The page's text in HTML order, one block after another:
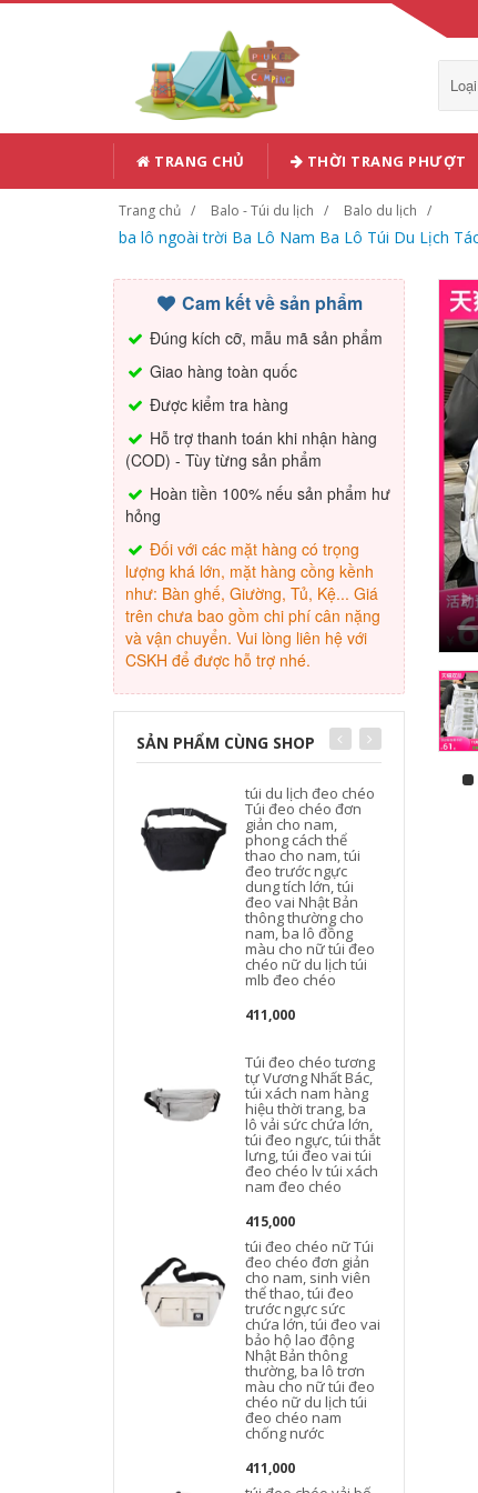
TRANG CHỦ THỜI TRANG PHƯỢT
Trang chủ Balo - Túi du lịch Balo du lịch
ba lô ngoài trời Ba Lô Nam Ba Lô Túi Du Lịch
Cam kết về sản phẩm
Đúng kích cỡ, mẫu mã sản phẩm
Giao hàng toàn quốc
Được kiểm tra hàng
Hỗ trợ thanh toán khi nhận hàng
(COD) - Tùy từng sản phẩm
Hoàn tiền 100% nếu sản phẩm hư
hỏng
Đối với các mặt hàng có trọng
lượng khá lớn, mặt hàng cồng kềnh
như: Bàn ghế, Giường, Tủ, Kệ... Giá
trên chưa bao gồm chi phí cân nặng
và vận chuyển. Vui lòng liên hệ với
CSKH để được hỗ trợ nhé.
SẢN PHẨM CÙNG SHOP
túi du lịch đeo chéo
Túi đeo chéo đơn
giản cho nam,
phong cách thể
thao cho nam, túi
đeo trước ngực
dung tích lớn, túi
đeo vai Nhật Bản
thông thường cho
nam, ba lô đồng
màu cho nữ túi đeo
chéo nữ du lịch túi
mlb đeo chéo
411,000
Túi đeo chéo tương
tự Vương Nhất Bác,
túi xách nam hàng
hiệu thời trang, ba
lô vải sức chứa lớn,
túi đeo ngực, túi thắt
lưng, túi đeo vai túi
đeo chéo lv túi xách
nam đeo chéo
415,000
túi đeo chéo nữ Túi
đeo chéo đơn giản
cho nam, sinh viên
thể thao, túi đeo
trước ngực sức
chứa lớn, túi đeo vai
bảo hộ lao động
Nhật Bản thông
thường, ba lô trơn
màu cho nữ túi đeo
chéo nữ du lịch túi
đeo chéo nam
chống nước
411,000